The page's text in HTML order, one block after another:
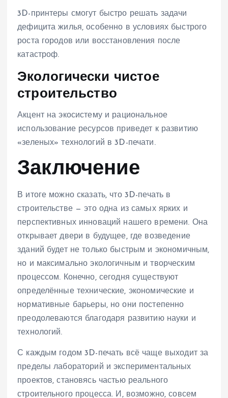
3D-принтеры смогут быстро решать задачи
дефицита жилья, особенно в условиях быстрого
роста городов или восстановления после
катастроф.
Экологически чистое
строительство
Акцент на экосистему и рациональное
использование ресурсов приведет к развитию
«зеленых» технологий в 3D-печати.
Заключение
В итоге можно сказать, что 3D-печать в
строительстве — это одна из самых ярких и
перспективных инноваций нашего времени. Она
открывает двери в будущее, где возведение
зданий будет не только быстрым и экономичным,
но и максимально экологичным и творческим
процессом. Конечно, сегодня существуют
определённые технические, экономические и
нормативные барьеры, но они постепенно
преодолеваются благодаря развитию науки и
технологий.
С каждым годом 3D-печать всё чаще выходит за
пределы лабораторий и экспериментальных
проектов, становясь частью реального
строительного процесса. И, возможно, совсем